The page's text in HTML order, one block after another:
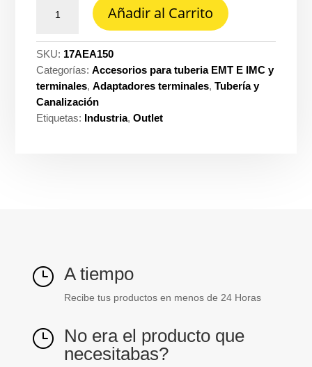
EMT
1.1/2''
General
cantidad
Añadir al Carrito
SKU: 17AEA150
Categorías:Accesorios para tuberia EMT E IMC y
terminales,Adaptadores terminales,Tubería y
Canalización
Etiquetas: Industria,Outlet
} A tiempo
Recibe tus productos en menos de 24 Horas
} No era el producto que
necesitabas?